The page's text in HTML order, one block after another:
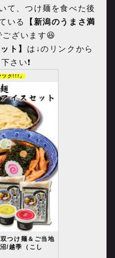
て、つけ麺を食べた後
いる
【新潟のうまさ満
ございます😆
ト】 は↓のリンクから
さい❗️
ツク!!!」
つけ麺＆ご当地
/越季（こし